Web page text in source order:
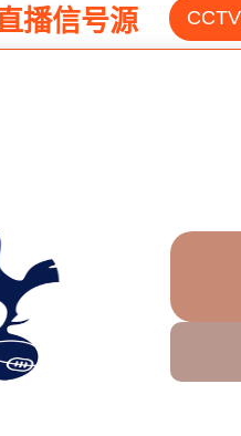
播信号源